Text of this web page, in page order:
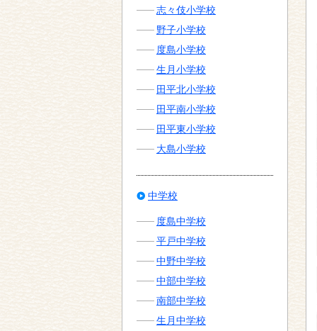
志々伎小学校
野子小学校
度島小学校
生月小学校
田平北小学校
田平南小学校
田平東小学校
大島小学校
中学校
度島中学校
平戸中学校
中野中学校
中部中学校
南部中学校
生月中学校